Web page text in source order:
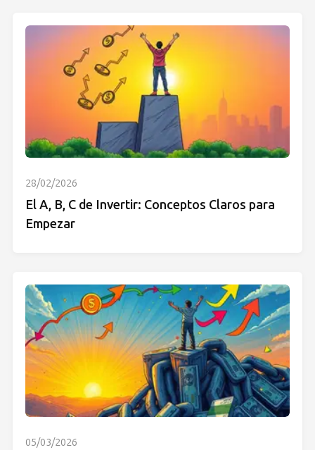
28/02/2026
El A, B, C de Invertir: Conceptos Claros para
Empezar
05/03/2026